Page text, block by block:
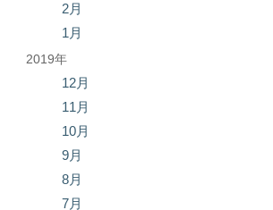
2月
1月
2019年
12月
11月
10月
9月
8月
7月